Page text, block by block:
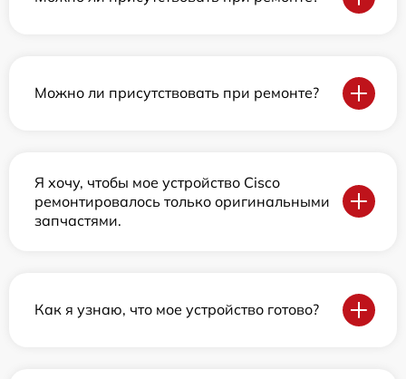
Можно ли присутствовать при ремонте?
Я хочу, чтобы мое устройство Cisco
ремонтировалось только оригинальными
запчастями.
Как я узнаю, что мое устройство готово?